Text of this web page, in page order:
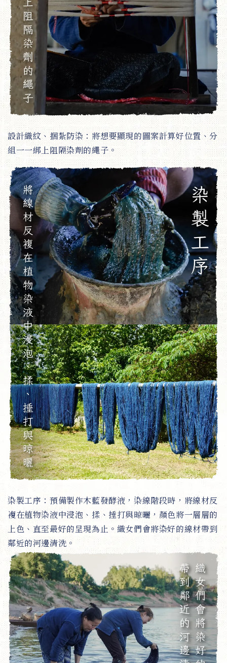
設計織紋、捆紮防染：將想要顯現的圖案計算好位置、分
組一一綁上阻隔染劑的繩子。
染製工序：預備製作木藍發酵液，染線階段時，將線材反
複在植物染液中浸泡、揉、捶打與晾曬，顏色將一層層的
上色、直至最好的呈現為止。織女們會將染好的線材帶到
鄰近的河邊清洗。